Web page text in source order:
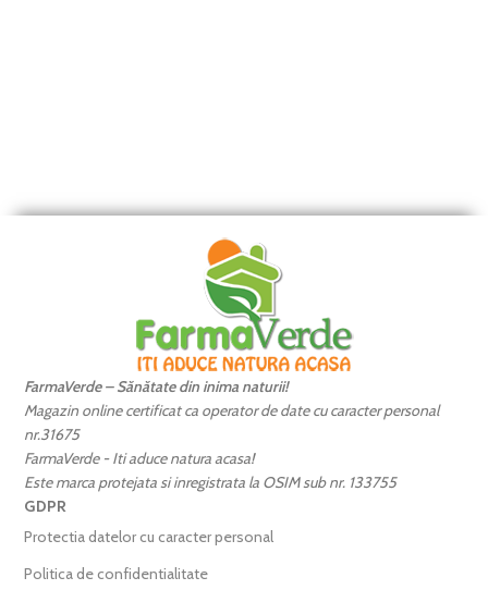
FarmaVerde – Sănătate din inima naturii!
Magazin online certificat ca operator de date cu caracter personal
nr.31675
FarmaVerde - Iti aduce natura acasa!
Este marca protejata si inregistrata la OSIM sub nr. 133755
GDPR
Protectia datelor cu caracter personal
Politica de confidentialitate